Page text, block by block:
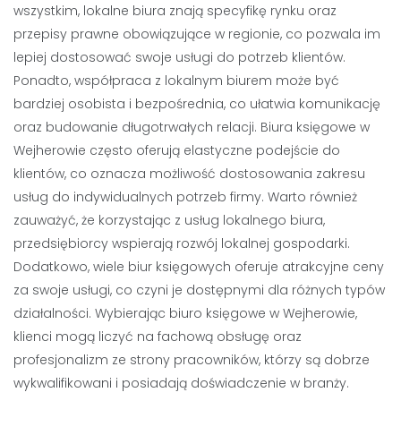
wszystkim, lokalne biura znają specyfikę rynku oraz
przepisy prawne obowiązujące w regionie, co pozwala im
lepiej dostosować swoje usługi do potrzeb klientów.
Ponadto, współpraca z lokalnym biurem może być
bardziej osobista i bezpośrednia, co ułatwia komunikację
oraz budowanie długotrwałych relacji. Biura księgowe w
Wejherowie często oferują elastyczne podejście do
klientów, co oznacza możliwość dostosowania zakresu
usług do indywidualnych potrzeb firmy. Warto również
zauważyć, że korzystając z usług lokalnego biura,
przedsiębiorcy wspierają rozwój lokalnej gospodarki.
Dodatkowo, wiele biur księgowych oferuje atrakcyjne ceny
za swoje usługi, co czyni je dostępnymi dla różnych typów
działalności. Wybierając biuro księgowe w Wejherowie,
klienci mogą liczyć na fachową obsługę oraz
profesjonalizm ze strony pracowników, którzy są dobrze
wykwalifikowani i posiadają doświadczenie w branży.